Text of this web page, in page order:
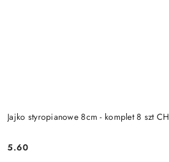
Jajko styropianowe 8cm - komplet 8 szt CH
Cena:
5.60